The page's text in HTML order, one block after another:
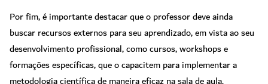
Por fim, é importante destacar que o professor deve ainda
buscar recursos externos para seu aprendizado, em vista ao seu
desenvolvimento profissional, como cursos, workshops e
formações específicas, que o capacitem para implementar a